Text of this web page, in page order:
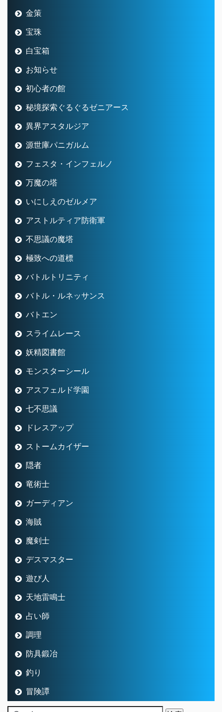
金策
宝珠
白宝箱
お知らせ
初心者の館
秘境探索ぐるぐるゼニアース
異界アスタルジア
源世庫パニガルム
フェスタ・インフェルノ
万魔の塔
いにしえのゼルメア
アストルティア防衛軍
不思議の魔塔
極致への道標
バトルトリニティ
バトル・ルネッサンス
バトエン
スライムレース
妖精図書館
モンスターシール
アスフェルド学園
七不思議
ドレスアップ
ストームカイザー
隠者
竜術士
ガーディアン
海賊
魔剣士
デスマスター
遊び人
天地雷鳴士
占い師
調理
防具鍛冶
釣り
冒険譚